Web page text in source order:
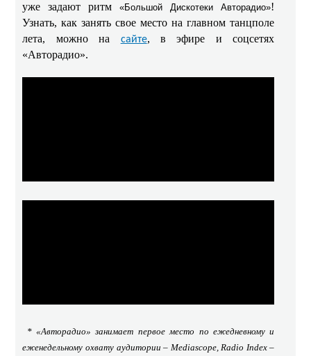
уже задают ритм«Большой Дискотеки Авторадио»!
Узнать, как занять свое место на главном танцполе
лета, можно на сайте, в эфире и соцсетях
«Авторадио».
*«Авторадио» занимает первое место по ежедневному и
еженедельному охвату аудитории – Mediascope, Radio Index –